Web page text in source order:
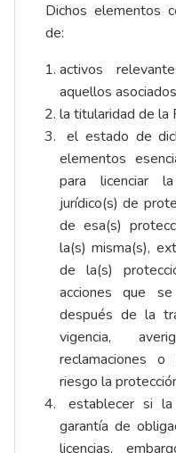
Dichos elementos
de:
activos
aquellos
la titularidad de la
el estado de
elementos
para licenciar la
jurídico(s) de
de esa(s)
la(s) misma(s),
de la(s)
acciones que
después de la
vigencia,
reclamaciones
riesgo la
establecer si
garantía de
licencias,